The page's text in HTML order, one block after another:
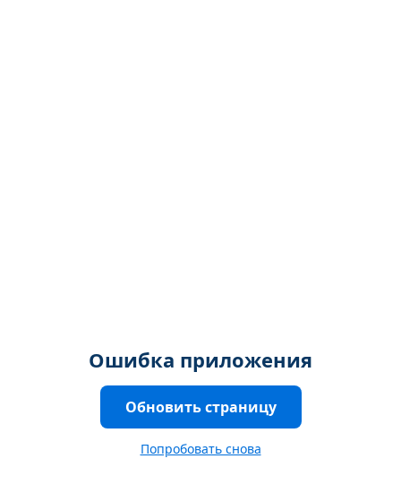
Ошибка приложения
Обновить страницу
Попробовать снова